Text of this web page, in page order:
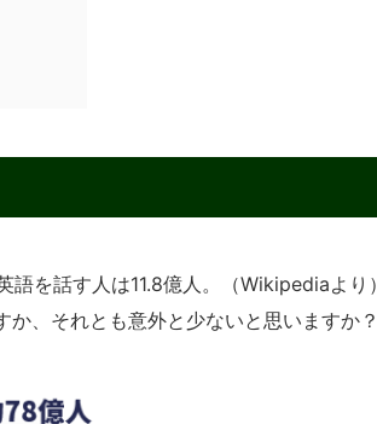
を話す人は11.8億人。（Wikipediaより）
、それとも意外と少ないと思いますか？